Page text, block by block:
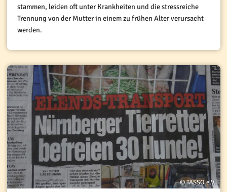
stammen, leiden oft unter Krankheiten und die stressreiche
Trennung von der Mutter in einem zu frühen Alter verursacht
werden.
© TASSO e.V.